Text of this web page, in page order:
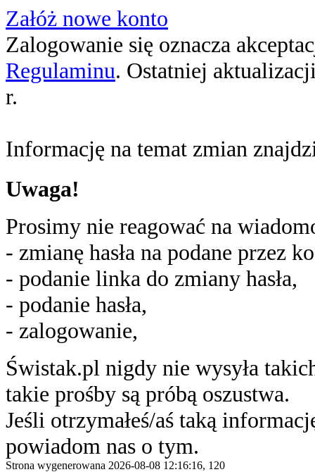
Załóż nowe konto
Zalogowanie się oznacza
Regulaminu. Ostatniej
r.
Informację na temat zmian
Uwaga!
Prosimy nie reagować na
- zmianę hasła na podane przez
- podanie linka do zmiany hasła,
- podanie hasła,
- zalogowanie,
Świstak.pl nigdy nie wysyła
takie prośby są próbą oszustwa.
Jeśli otrzymałeś/aś taką
powiadom nas o tym.
Strona wygenerowana 2026-08-08 12:16:16, 120